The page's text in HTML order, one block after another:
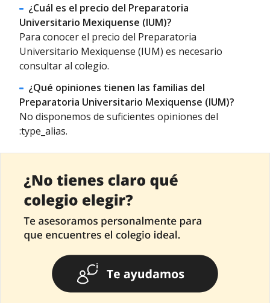
¿Cuál es el precio del Preparatoria
Universitario Mexiquense (IUM)?
Para conocer el precio del Preparatoria
Universitario Mexiquense (IUM) es necesario
consultar al colegio.
¿Qué opiniones tienen las familias del
Preparatoria Universitario Mexiquense (IUM)?
No disponemos de suficientes opiniones del
:type_alias.